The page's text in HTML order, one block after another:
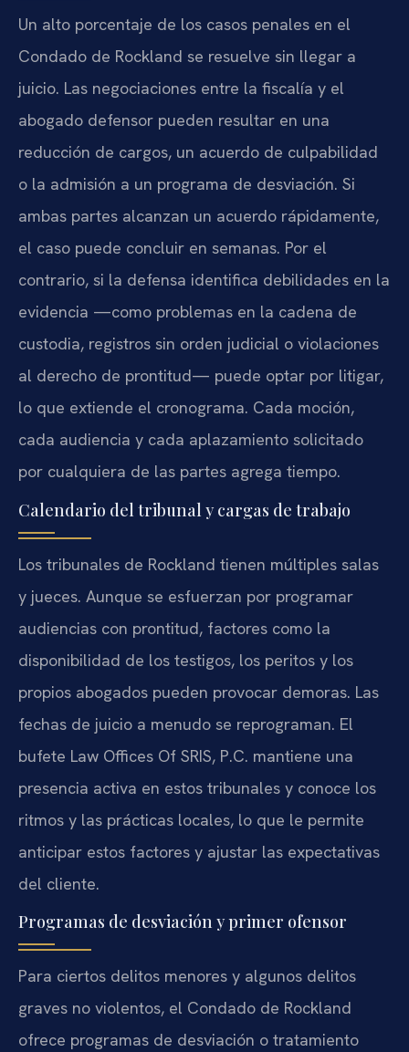
Un alto porcentaje de los casos penales en el
Condado de Rockland se resuelve sin llegar a
juicio. Las negociaciones entre la fiscalía y el
abogado defensor pueden resultar en una
reducción de cargos, un acuerdo de culpabilidad
o la admisión a un programa de desviación. Si
ambas partes alcanzan un acuerdo rápidamente,
el caso puede concluir en semanas. Por el
contrario, si la defensa identifica debilidades en la
evidencia —como problemas en la cadena de
custodia, registros sin orden judicial o violaciones
al derecho de prontitud— puede optar por litigar,
lo que extiende el cronograma. Cada moción,
cada audiencia y cada aplazamiento solicitado
por cualquiera de las partes agrega tiempo.
Calendario del tribunal y cargas de trabajo
Los tribunales de Rockland tienen múltiples salas
y jueces. Aunque se esfuerzan por programar
audiencias con prontitud, factores como la
disponibilidad de los testigos, los peritos y los
propios abogados pueden provocar demoras. Las
fechas de juicio a menudo se reprograman. El
bufete Law Offices Of SRIS, P.C. mantiene una
presencia activa en estos tribunales y conoce los
ritmos y las prácticas locales, lo que le permite
anticipar estos factores y ajustar las expectativas
del cliente.
Programas de desviación y primer ofensor
Para ciertos delitos menores y algunos delitos
graves no violentos, el Condado de Rockland
ofrece programas de desviación o tratamiento